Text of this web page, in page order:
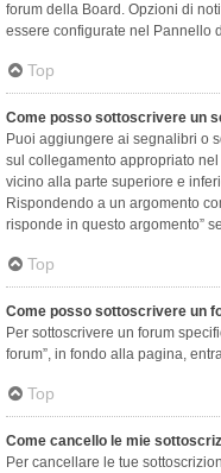
forum della Board. Opzioni di
essere configurate nel Pannello
Top
Come posso sottoscrivere un
Puoi aggiungere ai segnalibri o
sul collegamento appropriato
vicino alla parte superiore e
Rispondendo a un argomento
risponde in questo argomento”
Top
Come posso sottoscrivere un
Per sottoscrivere un forum
forum”, in fondo alla pagina,
Top
Come cancello le mie
Per cancellare le tue